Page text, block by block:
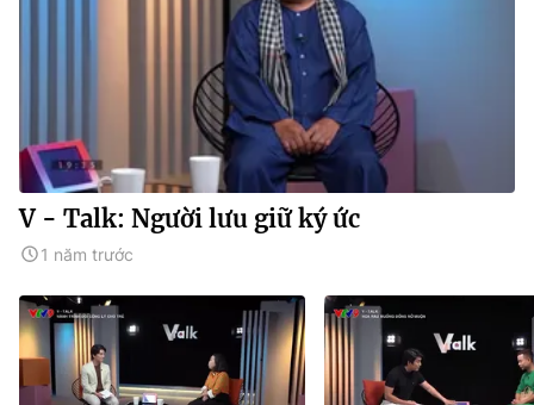
V - Talk: Người lưu giữ ký ức
1 năm trước